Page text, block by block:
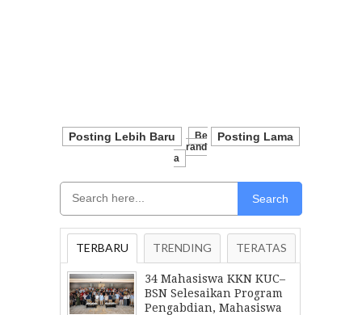
Posting Lebih Baru Posting Lama
Be
Rand
A
Search
TERBARU TRENDING TERATAS
34 Mahasiswa KKN KUC–
BSN Selesaikan Program
Pengabdian, Mahasiswa